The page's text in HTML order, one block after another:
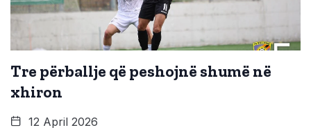
Tre përballje që peshojnë shumë në
xhiron
12 April 2026